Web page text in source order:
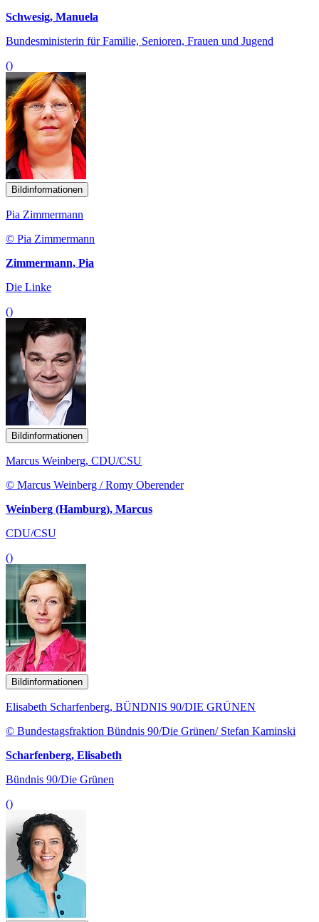
Schwesig, Manuela
Bundesministerin für Familie, Senioren, Frauen und Jugend
()
Bildinformationen
Pia Zimmermann
© Pia Zimmermann
Zimmermann, Pia
Die Linke
()
Bildinformationen
Marcus Weinberg, CDU/CSU
© Marcus Weinberg / Romy Oberender
Weinberg (Hamburg), Marcus
CDU/CSU
()
Bildinformationen
Elisabeth Scharfenberg, BÜNDNIS 90/DIE GRÜNEN
© Bundestagsfraktion Bündnis 90/Die Grünen/ Stefan Kaminski
Scharfenberg, Elisabeth
Bündnis 90/Die Grünen
()